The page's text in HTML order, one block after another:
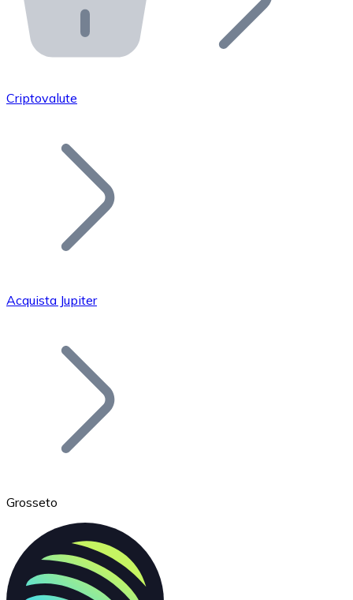
API Bitnovo
Integra la nostra API nel tuo ecosistema.
Unisciti alla nostra rete di rivenditori e
Aggiungi il token del tuo progetto al nostro servizio di
Bitcoin
Ethereum
Criptovalute
Acquista Jupiter
Grosseto